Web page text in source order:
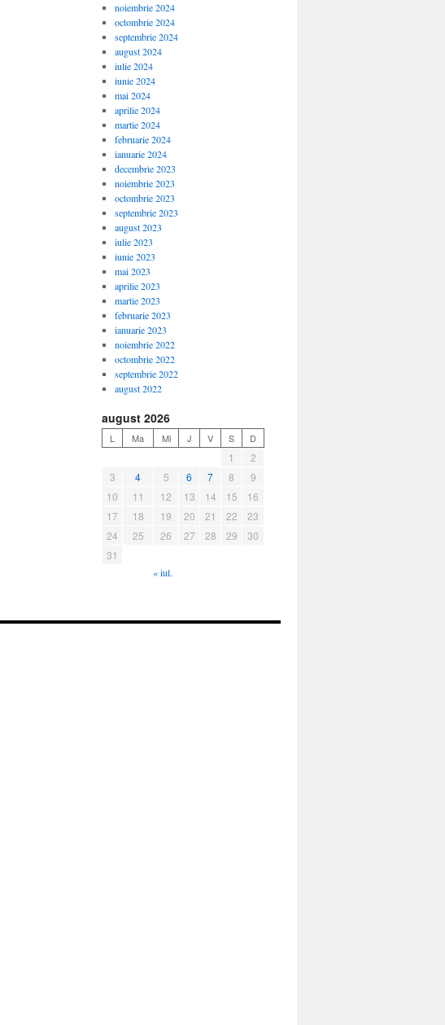
noiembrie 2024
octombrie 2024
septembrie 2024
august 2024
iulie 2024
iunie 2024
mai 2024
aprilie 2024
martie 2024
februarie 2024
ianuarie 2024
decembrie 2023
noiembrie 2023
octombrie 2023
septembrie 2023
august 2023
iulie 2023
iunie 2023
mai 2023
aprilie 2023
martie 2023
februarie 2023
ianuarie 2023
noiembrie 2022
octombrie 2022
septembrie 2022
august 2022
august 2026
L Ma Mi J V S D
1
2
3
4 5 6 7 8
9
10
11 12 13 14 15
16
17
18 19 20 21 22
23
24
25 26 27 28 29
30
31
« iul.